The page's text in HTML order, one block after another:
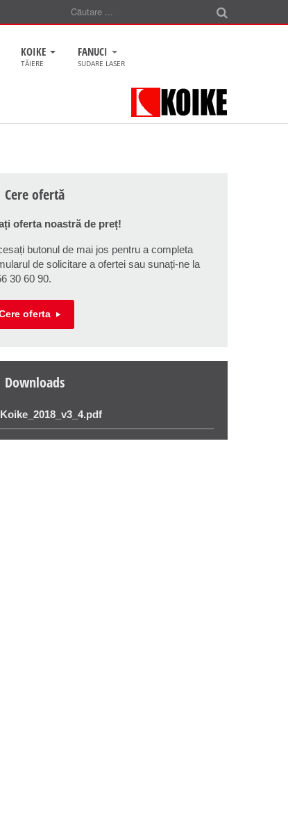
KOIKE
TĂIERE
FANUCI
SUDARE LASER
Cere ofertă
oferta noastră de preț!
butonul de mai jos pentru a completa
de solicitare a ofertei sau sunați-ne la
30 60 90.
oferta
Downloads
Koike_2018_v3_4.pdf